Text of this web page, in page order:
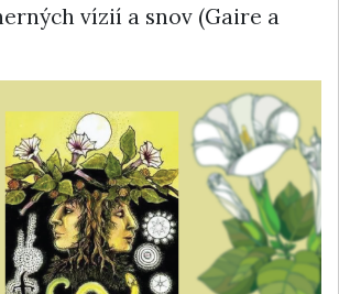
vízií a snov (Gaire a